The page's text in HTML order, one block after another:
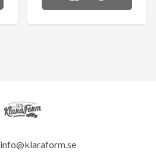
info@klaraform.se